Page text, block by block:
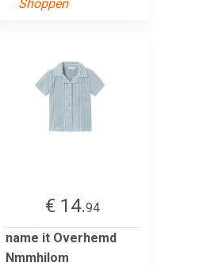
Shoppen
€ 14.94
name it Overhemd
Nmmhilom